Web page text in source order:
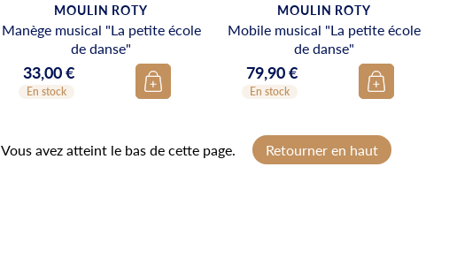
MOULIN ROTY
Manège musical "La petite école
de danse"
Prix
33,00 €
En stock
MOULIN ROTY
Mobile musical "La petite école
de danse"
Prix
79,90 €
En stock
Vous avez atteint le bas de cette page. Retourner en haut